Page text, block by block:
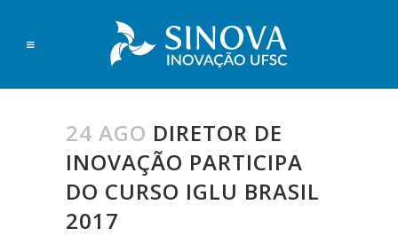
24 AGO DIRETOR DE
INOVAÇÃO PARTICIPA
DO CURSO IGLU BRASIL
2017